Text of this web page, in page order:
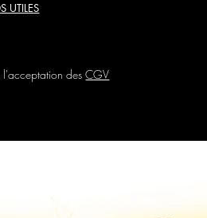
UTILES
l'acceptation desCGV